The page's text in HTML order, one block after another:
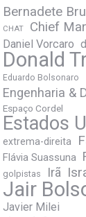
Bernadete
CHAT Chief
Daniel Vorcaro
Donald
Eduardo Bolsonaro
Engenharia &
Espaço Cordel
Estados
extrema-direita
Flávia Suassuna
golpistas Irã
Jair
Javier Milei